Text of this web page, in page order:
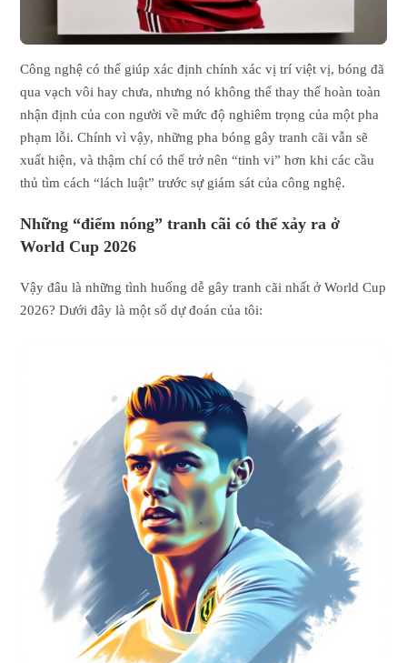
Công nghệ có thể giúp xác định chính xác vị trí việt vị, bóng đã
qua vạch vôi hay chưa, nhưng nó không thể thay thế hoàn toàn
nhận định của con người về mức độ nghiêm trọng của một pha
phạm lỗi. Chính vì vậy, những pha bóng gây tranh cãi vẫn sẽ
xuất hiện, và thậm chí có thể trở nên “tinh vi” hơn khi các cầu
thủ tìm cách “lách luật” trước sự giám sát của công nghệ.
Những “điểm nóng” tranh cãi có thể xảy ra ở
World Cup 2026
Vậy đâu là những tình huống dễ gây tranh cãi nhất ở World Cup
2026? Dưới đây là một số dự đoán của tôi: